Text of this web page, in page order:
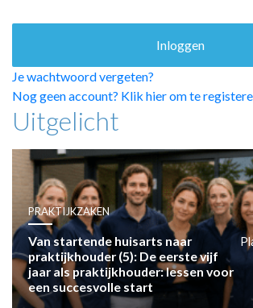
PRAKTIJKZAKEN
TARIEVEN
VPHUISARTSEN
MEDISCHE VAKHANDEL
INLOGGEN
REGISTRATIE
Je wachtwoord vergeten?
Nog geen account? Klik hier om te
Uitgelicht
PRAKTIJKZAKEN
Van startende huisarts naar
praktijkhouder (5): De eerste vijf
jaar als praktijkhouder: lessen voor
een succesvolle start